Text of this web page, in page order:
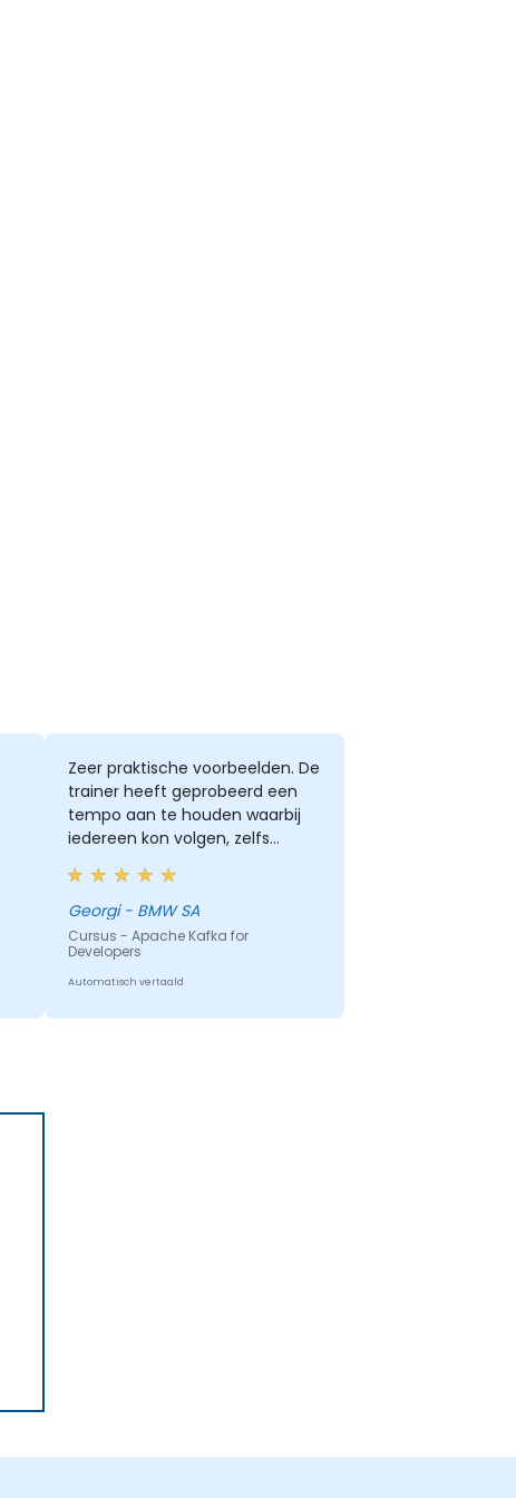
Zeer praktische voorbeelden. De
trainer heeft geprobeerd een
tempo aan te houden waarbij
iedereen kon volgen, zelfs
hoewel de groep zeer divers was
qua kennis. Hij heeft veel
ondersteuning geboden aan
bijna iedereen die om hulp
vroeg :)
Georgi - BMW SA
Cursus - Apache Kafka for
Developers
Automatisch vertaald